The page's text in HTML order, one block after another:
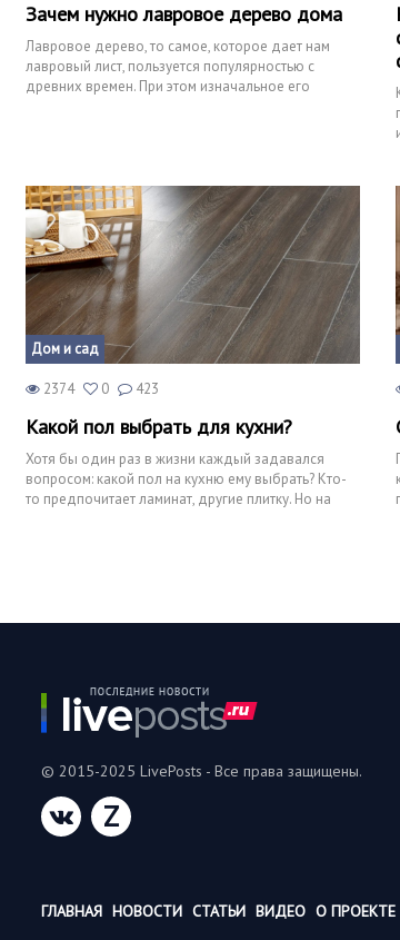
Зачем нужно лавровое дерево дома
Лавровое дерево, то самое, которое дает нам
лавровый лист, пользуется популярностью с
древних времен. При этом изначальное его
Дом и сад
2374 0 423
Какой пол выбрать для кухни?
Хотя бы один раз в жизни каждый задавался
вопросом: какой пол на кухню ему выбрать? Кто-
то предпочитает ламинат, другие плитку. Но на
© 2015-2025 LivePosts - Все права защищены.
Z
ГЛАВНАЯ НОВОСТИ СТАТЬИ ВИДЕО О ПРОЕКТЕ